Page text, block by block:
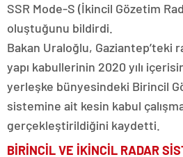
SSR Mode-S (İkincil Gözetim
oluştuğunu bildirdi.
Bakan Uraloğlu, Gaziantep’teki
yapı kabullerinin 2020 yılı
yerleşke bünyesindeki Birincil
sistemine ait kesin kabul
gerçekleştirildiğini kaydetti.
BİRİNCİL VE İKİNCİL RADAR